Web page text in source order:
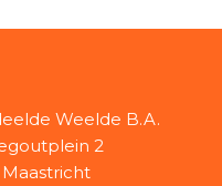
Weelde B.A.
2
Maastricht